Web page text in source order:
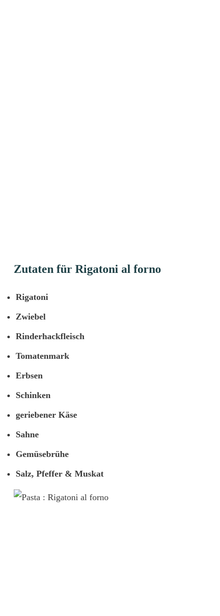
Zutaten für Rigatoni al forno
Rigatoni
Zwiebel
Rinderhackfleisch
Tomatenmark
Erbsen
Schinken
geriebener Käse
Sahne
Gemüsebrühe
Salz, Pfeffer & Muskat